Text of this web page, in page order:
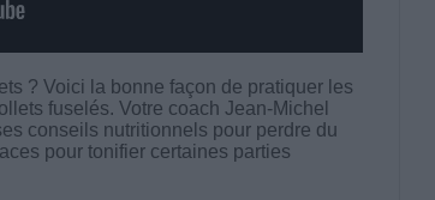
? Voici la bonne façon de pratiquer les
fuselés. Votre coach Jean-Michel
conseils nutritionnels pour perdre du
pour tonifier certaines parties